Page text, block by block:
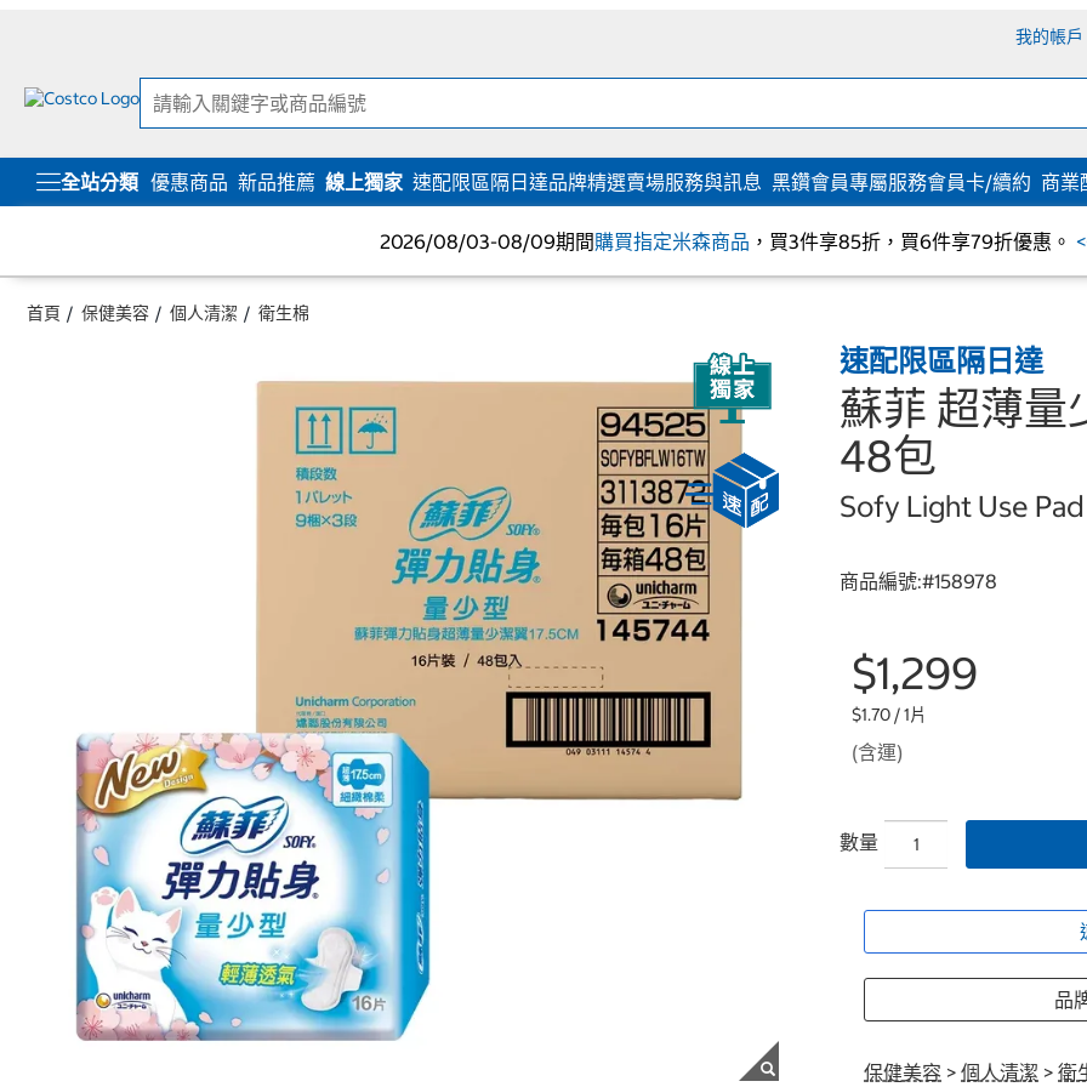
我的帳戶
全站分類 優惠商品 新品推薦 線上獨家 速配限區隔日達品牌精選賣場服務與訊息 黑鑽會員專屬服務會員卡/續約 商業
2026/08/03-08/09期間購買指定米森商品 ，買3件享85折，買6件享79折優惠。
首頁 保健美容 個人清潔 衛生棉
速配限區隔日達
蘇菲 超薄量
48包
Sofy Light Use
商品編號:#158978
$1,299
$1.70 / 1片
(含運)
數量
品
保健美容 > 個人清潔 > 衛